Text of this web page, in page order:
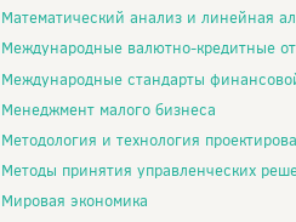
Математический анализ и линейная
Международные валютно-кредитные
Международные стандарты финансовой
Менеджмент малого бизнеса
Методология и технология проектирования
Методы принятия управленческих
Мировая экономика